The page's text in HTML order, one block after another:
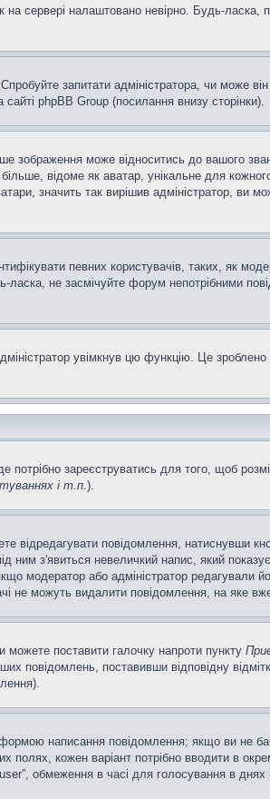
сервері налаштовано невірно. Будь-ласка,
запитати адміністратора, чи може
phpBB Group (посилання внизу сторінки).
може відноситись до вашого
відоме як аватар, унікальне для
значить так вирішив адміністратор, ви
певних користувачів, таких, як
не засмічуйте форум непотрібними
увімкнув цю функцію. Це
зареєструватись для того, щоб
і т.п.).
відредагувати повідомлення, натиснувши
з'явиться невеличкий напис, який
модератор або адміністратор редагували
не можуть видалити повідомлення, на яке
поставити галочку напроти пункту
повідомлень, поставивши відповідну
написання повідомлення; якщо ви не
кожен варіант потрібно вводити в
обмеження в часі для голосування в